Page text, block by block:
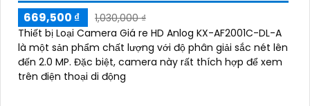
669,500 ₫
1,030,000 ₫
Thiết bị Loại Camera Giá re HD Anlog KX-AF2001C-DL-A
là một sản phẩm chất lượng với độ phân giải sắc nét lên
đến 2.0 MP. Đặc biệt, camera này rất thích hợp để xem
trên điện thoại di động